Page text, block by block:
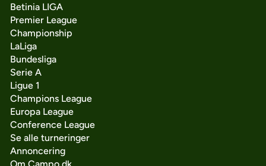
Betinia LIGA
Premier League
Championship
LaLiga
Bundesliga
Serie A
Ligue 1
Champions League
Europa League
Conference League
Se alle turneringer
Annoncering